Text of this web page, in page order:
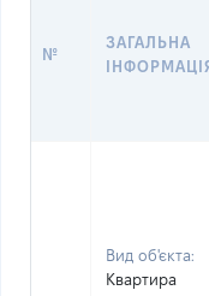
№
ЗАГАЛЬНА
Вид об'єкта:
Квартира